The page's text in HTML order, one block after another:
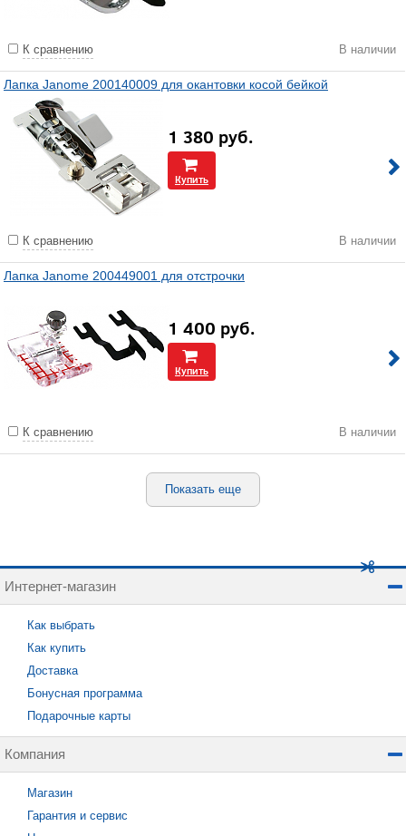
К сравнению В наличии
Лапка Janome 200140009 для окантовки косой бейкой
1 380 руб.
Купить
К сравнению В наличии
Лапка Janome 200449001 для отстрочки
1 400 руб.
Купить
К сравнению В наличии
Показать еще
Интернет-магазин
Как выбрать
Как купить
Доставка
Бонусная программа
Подарочные карты
Компания
Магазин
Гарантия и сервис